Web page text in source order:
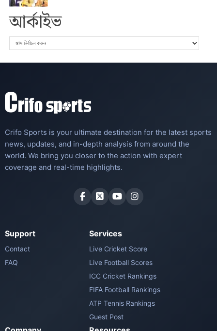
আর্কাইভ
Crifo Sports is your ultimate destination for the latest sports
news, updates, and in-depth analysis from around the
world. We bring you closer to the action with expert
coverage and real-time highlights.
Support
Contact
FAQ
Services
Live Cricket Score
Live Football Scores
ICC Cricket Rankings
FIFA Football Rankings
ATP Tennis Rankings
Guest Post